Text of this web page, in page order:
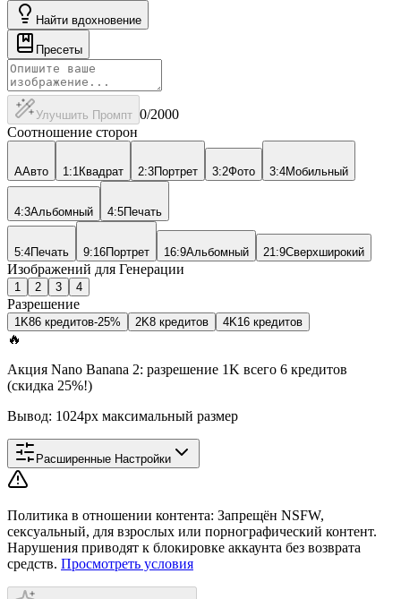
Найти вдохновение
Пресеты
Улучшить Промпт 0/2000
Соотношение сторон
AАвто 1:1Квадрат 2:3Портрет 3:2Фото 3:4Мобильный
4:3Альбомный 4:5Печать
5:4Печать 9:16Портрет 16:9Альбомный 21:9Сверхширокий
Изображений для Генерации
1 2 3 4
Разрешение
1K86 кредитов-25% 2K8 кредитов 4K16 кредитов
🔥
Акция Nano Banana 2: разрешение 1K всего 6 кредитов
(скидка 25%!)
Вывод: 1024px максимальный размер
Расширенные Настройки
Политика в отношении контента: Запрещён NSFW,
сексуальный, для взрослых или порнографический контент.
Нарушения приводят к блокировке аккаунта без возврата
средств. Просмотреть условия